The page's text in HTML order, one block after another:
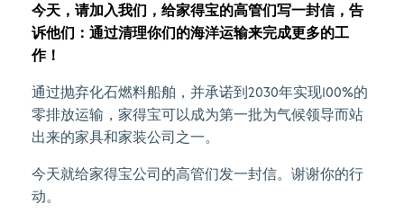
今天，请加入我们，给家得宝的高管们写一封信，告
诉他们：通过清理你们的海洋运输来完成更多的工
作！
通过抛弃化石燃料船舶，并承诺到2030年实现100%的
零排放运输，家得宝可以成为第一批为气候领导而站
出来的家具和家装公司之一。
今天就给家得宝公司的高管们发一封信。谢谢你的行
动。